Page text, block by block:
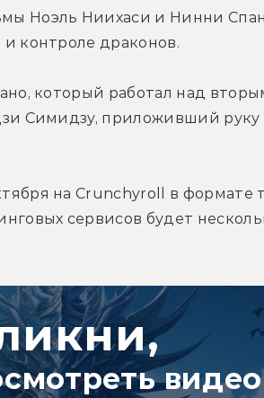
Ноэль Ниихаси и Нинни
контроле драконов.
который работал над
Симидзу, приложивший руку
на Crunchyroll в формате
сервисов будет
видео